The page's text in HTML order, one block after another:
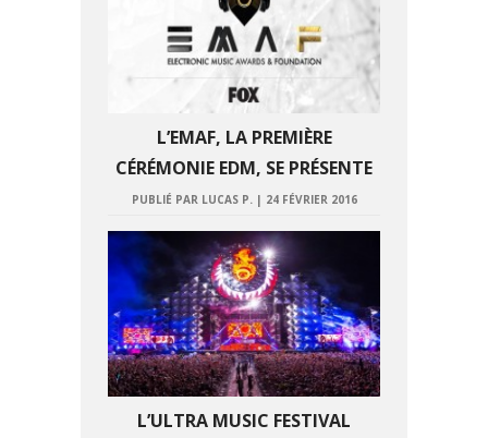
L’EMAF, LA PREMIÈRE
CÉRÉMONIE EDM, SE PRÉSENTE
PUBLIÉ PAR LUCAS P.| 24 FÉVRIER 2016
L’ULTRA MUSIC FESTIVAL